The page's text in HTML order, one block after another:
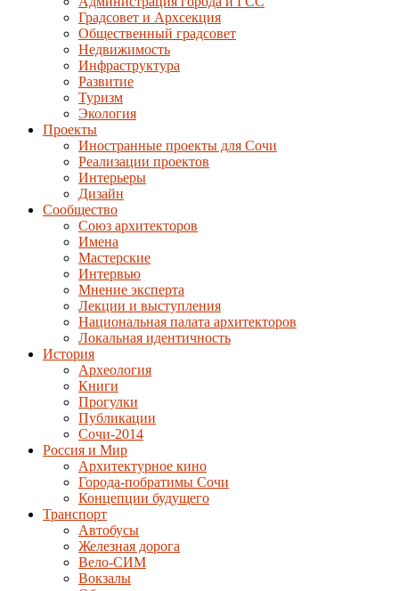
Градсовет и Архсекция
Общественный градсовет
Недвижимость
Инфраструктура
Развитие
Туризм
Экология
Проекты
Иностранные проекты для Сочи
Реализации проектов
Интерьеры
Дизайн
Сообщество
Союз архитекторов
Имена
Мастерские
Интервью
Мнение эксперта
Лекции и выступления
Национальная палата архитекторов
Локальная идентичность
История
Археология
Книги
Прогулки
Публикации
Сочи-2014
Россия и Мир
Архитектурное кино
Города-побратимы Сочи
Концепции будущего
Транспорт
Автобусы
Железная дорога
Вело-СИМ
Вокзалы